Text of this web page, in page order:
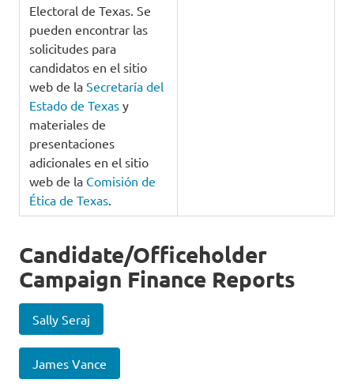
Electoral de Texas. Se
pueden encontrar las
solicitudes para
candidatos en el sitio
web de la Secretaría del
Estado de Texas y
materiales de
presentaciones
adicionales en el sitio
web de la Comisión de
Ética de Texas.
Candidate/Officeholder
Campaign Finance Reports
Sally Seraj
James Vance